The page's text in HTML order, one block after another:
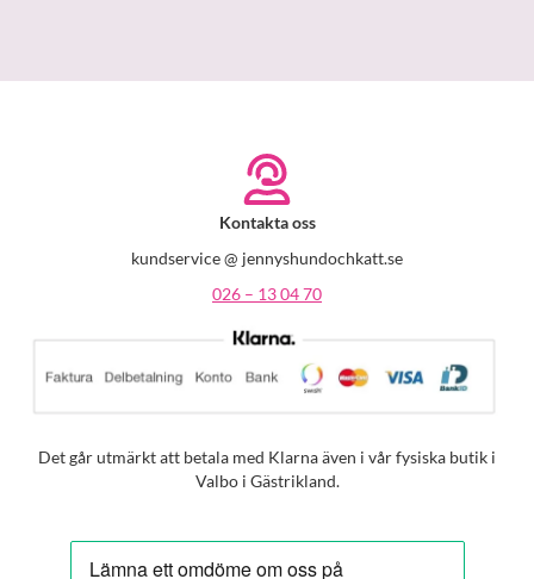
Kontakta oss
kundservice @ jennyshundochkatt.se
026 – 13 04 70
Det går utmärkt att betala med Klarna även i vår fysiska butik i
Valbo i Gästrikland.